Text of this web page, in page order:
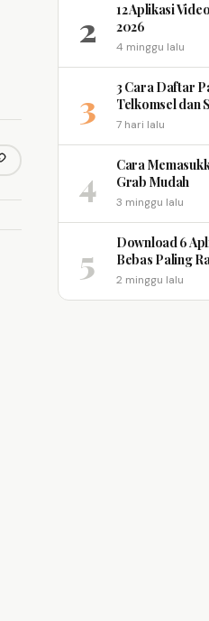
link
2
12 Aplikasi
2026
4 minggu lalu
3
3 Cara Daftar
Telkomsel dan
7 hari lalu
4
Cara
Grab Mudah
3 minggu lalu
5
Download 6
Bebas Paling
2 minggu lalu